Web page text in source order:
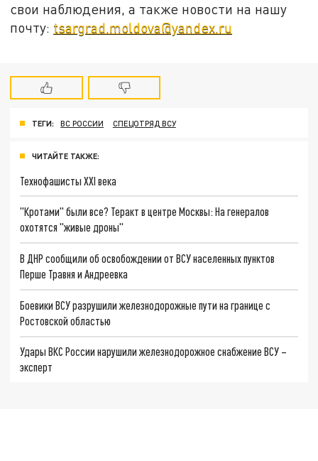
свои наблюдения, а также новости на нашу
почту: tsargrad.moldova@yandex.ru
ТЕГИ: ВС РОССИИ СПЕЦОТРЯД ВСУ
ЧИТАЙТЕ ТАКЖЕ:
Технофашисты XXI века
"Кротами" были все? Теракт в центре Москвы: На генералов
охотятся "живые дроны"
В ДНР сообщили об освобождении от ВСУ населенных пунктов
Перше Травня и Андреевка
Боевики ВСУ разрушили железнодорожные пути на границе с
Ростовской областью
Удары ВКС России нарушили железнодорожное снабжение ВСУ –
эксперт